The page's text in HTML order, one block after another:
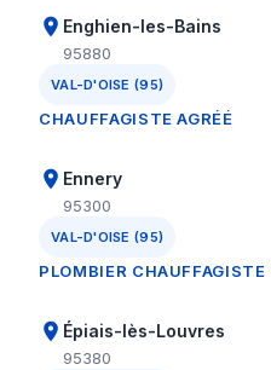
Enghien-les-Bains
95880
VAL-D'OISE (95)
CHAUFFAGISTE AGRÉÉ
Ennery
95300
VAL-D'OISE (95)
PLOMBIER CHAUFFAGISTE
Épiais-lès-Louvres
95380